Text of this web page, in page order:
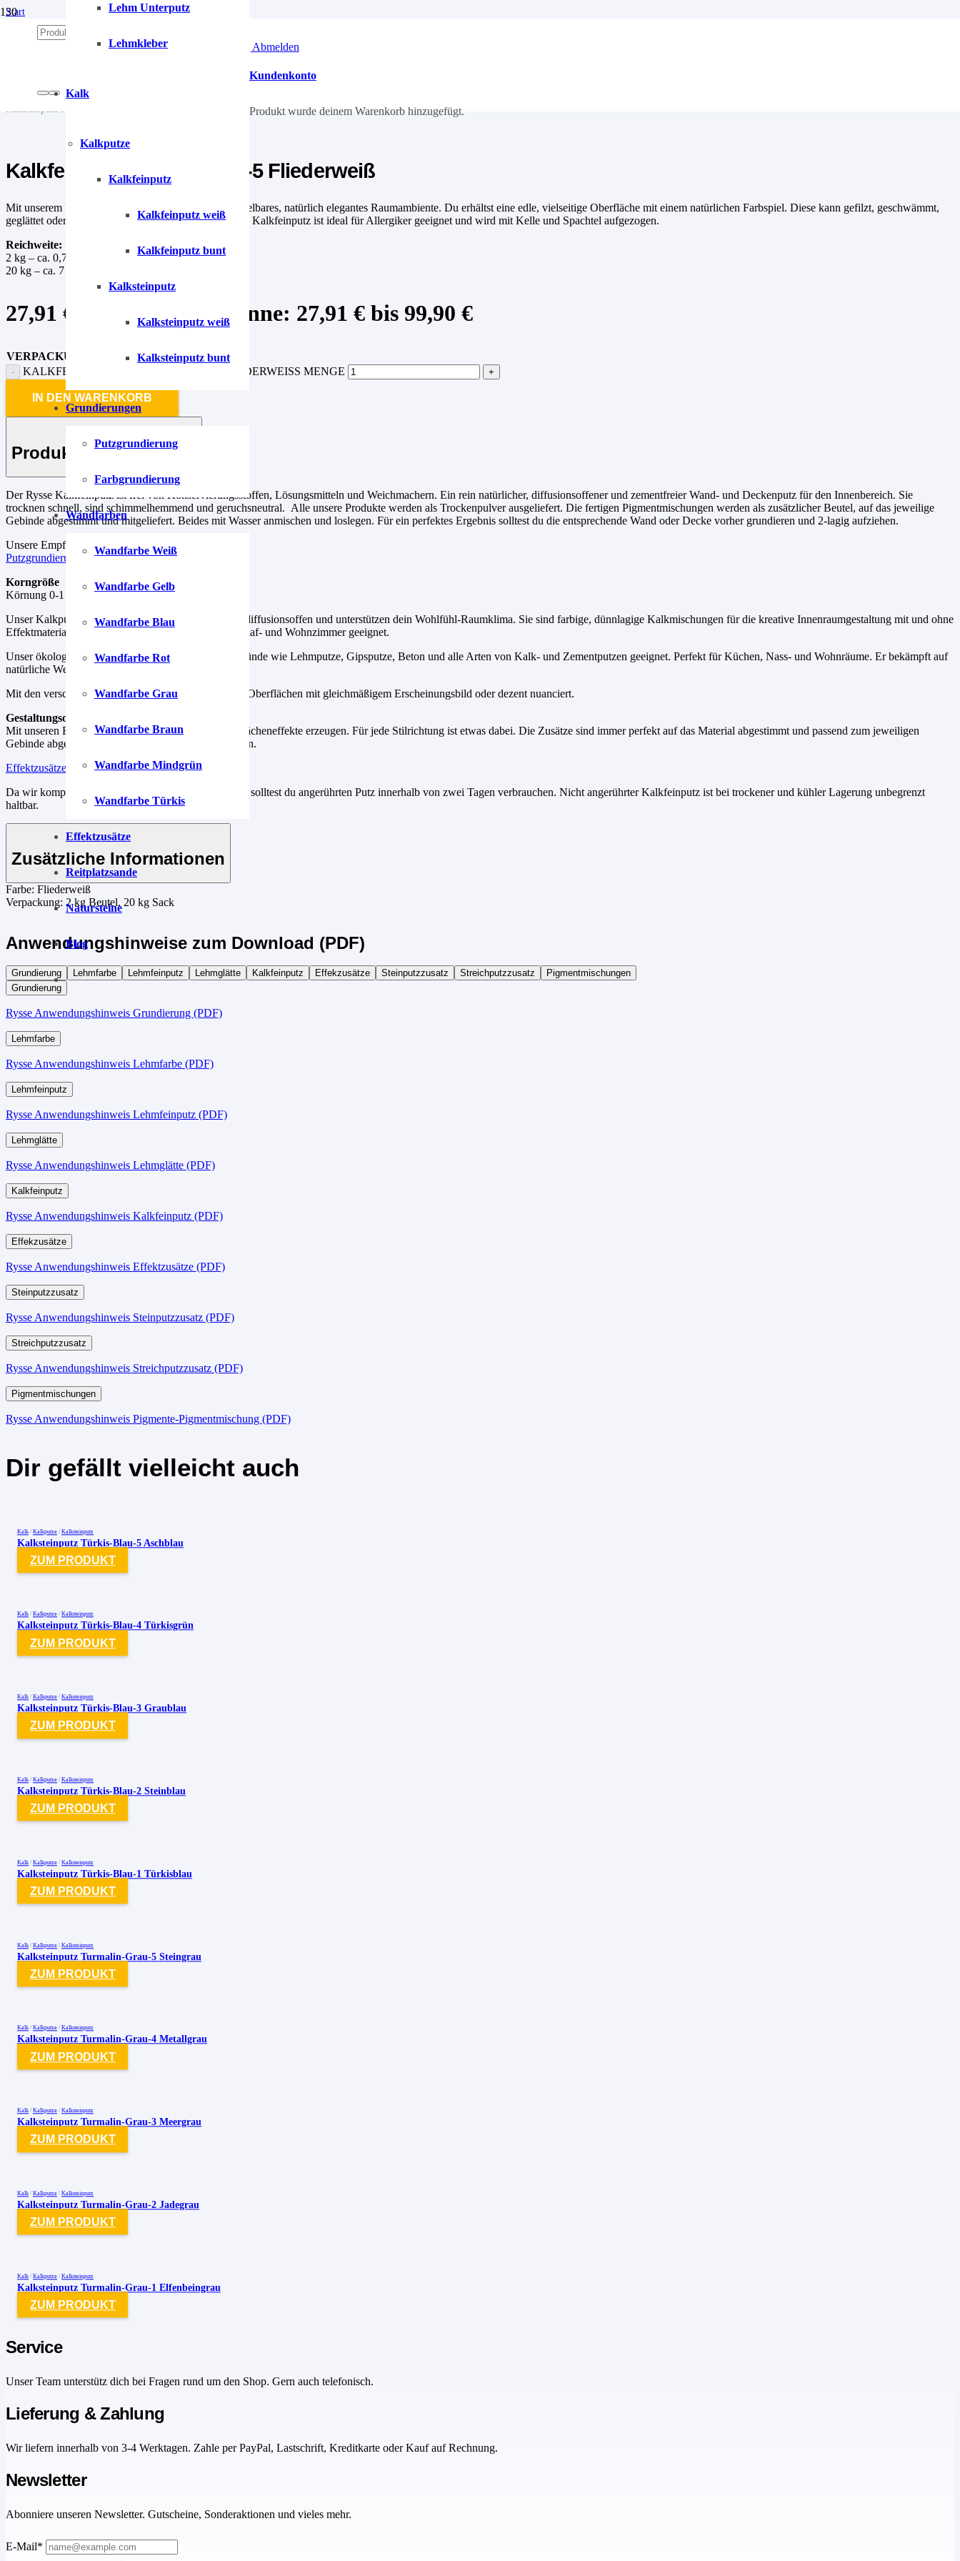
Anmelden | Abmelden
Lehm Unterputz
Lehmkleber
Kalk
Kalkputze
Kalkfeinputz
Kalkfeinputz weiß
Kalkfeinputz bunt
Kalksteinputz
Kalksteinputz weiß
Kalksteinputz bunt
Grundierungen
Putzgrundierung
Farbgrundierung
Wandfarben
Wandfarbe Weiß
Wandfarbe Gelb
Wandfarbe Blau
Wandfarbe Rot
Wandfarbe Grau
Wandfarbe Braun
Wandfarbe Mindgrün
Wandfarbe Türkis
Effektzusätze
Reitplatzsande
Natursteine
Blog
Kundenkonto
Produkt wurde deinem Warenkorb hinzugefügt.
Start
Kalkfeinputz Kristall-Weiß-5 Fliederweiß
Mit unserem Kalkfeinputz kreierst du ein unverwechselbares, natürlich elegantes Raumambiente. Du erhältst eine edle, vielseitige Oberfläche mit einem natürlichen Farbspiel. Diese kann gefilzt, geschwämmt,
geglättet oder auf Glanz verdichtet werden. Der Rysse Kalkfeinputz ist ideal für Allergiker geeignet und wird mit Kelle und Spachtel aufgezogen.
Reichweite:
2 kg – ca. 0,7 m²
20 kg – ca. 7 m²
27,91 € 99,90€ Preisspanne: 27,91 € bis 99,90 €
VERPACKUNG
KALKFEINPUTZ KRISTALL-WEISS-5 FLIEDERWEISS MENGE
IN DEN WARENKORB
Produkt-Beschreibung
Der Rysse Kalkfeinputz ist frei von Konservierungsstoffen, Lösungsmitteln und Weichmachern. Ein rein natürlicher, diffusionsoffener und zementfreier Wand- und Deckenputz für den Innenbereich. Sie
trocknen schnell, sind schimmelhemmend und geruchsneutral. Alle unsere Produkte werden als Trockenpulver ausgeliefert. Die fertigen Pigmentmischungen werden als zusätzlicher Beutel, auf das jeweilige
Gebinde abgestimmt und mitgeliefert. Beides mit Wasser anmischen und loslegen. Für ein perfektes Ergebnis solltest du die entsprechende Wand oder Decke vorher grundieren und 2-lagig aufziehen.
Unsere Empfehlung für die Grundierung.
Putzgrundierung
Korngröße
Körnung 0-1 mm, Putzstärke ca. 2 mm.
Unser Kalkputze sind leicht zu verarbeiten, natürlich diffusionsoffen und unterstützen dein Wohlfühl-Raumklima. Sie sind farbige, dünnlagige Kalkmischungen für die kreative Innenraumgestaltung mit und ohne
Effektmaterialien und bestens für Bäder, Kinder-, Schlaf- und Wohnzimmer geeignet.
Unser ökologischer Kalkfeinputz ist ideal für Untergründe wie Lehmputze, Gipsputze, Beton und alle Arten von Kalk- und Zementputzen geeignet. Perfekt für Küchen, Nass- und Wohnräume. Er bekämpft auf
natürliche Weise Schimmelpilze auf der Wand.
Mit den verschiedenen Auftragstechniken schaffst du Oberflächen mit gleichmäßigem Erscheinungsbild oder dezent nuanciert.
Gestaltungsoptionen
Mit unseren Effektzusätzen kannst du kreative Oberflächeneffekte erzeugen. Für jede Stilrichtung ist etwas dabei. Die Zusätze sind immer perfekt auf das Material abgestimmt und passend zum jeweiligen
Gebinde abgewogen. Einfach einmischen und loslegen.
Effektzusätze
Da wir komplett auf Konservierungsstoffe verzichten, solltest du angerührten Putz innerhalb von zwei Tagen verbrauchen. Nicht angerührter Kalkfeinputz ist bei trockener und kühler Lagerung unbegrenzt
haltbar.
Zusätzliche Informationen
Farbe: Fliederweiß
Verpackung: 2 kg Beutel, 20 kg Sack
Anwendungshinweise zum Download (PDF)
Grundierung Lehmfarbe Lehmfeinputz Lehmglätte Kalkfeinputz Effekzusätze Steinputzzusatz Streichputzzusatz
Pigmentmischungen
Grundierung
Rysse Anwendungshinweis Grundierung (PDF)
Lehmfarbe
Rysse Anwendungshinweis Lehmfarbe (PDF)
Lehmfeinputz
Rysse Anwendungshinweis Lehmfeinputz (PDF)
Lehmglätte
Rysse Anwendungshinweis Lehmglätte (PDF)
Kalkfeinputz
Rysse Anwendungshinweis Kalkfeinputz (PDF)
Effekzusätze
Rysse Anwendungshinweis Effektzusätze (PDF)
Steinputzzusatz
Rysse Anwendungshinweis Steinputzzusatz (PDF)
Streichputzzusatz
Rysse Anwendungshinweis Streichputzzusatz (PDF)
Pigmentmischungen
Rysse Anwendungshinweis Pigmente-Pigmentmischung (PDF)
Dir gefällt vielleicht auch
Kalk / Kalkputze / Kalksteinputz
Kalksteinputz Türkis-Blau-5 Aschblau
ZUM PRODUKT
Kalk / Kalkputze / Kalksteinputz
Kalksteinputz Türkis-Blau-4 Türkisgrün
ZUM PRODUKT
Kalk / Kalkputze / Kalksteinputz
Kalksteinputz Türkis-Blau-3 Graublau
ZUM PRODUKT
Kalk / Kalkputze / Kalksteinputz
Kalksteinputz Türkis-Blau-2 Steinblau
ZUM PRODUKT
Kalk / Kalkputze / Kalksteinputz
Kalksteinputz Türkis-Blau-1 Türkisblau
ZUM PRODUKT
Kalk / Kalkputze / Kalksteinputz
Kalksteinputz Turmalin-Grau-5 Steingrau
ZUM PRODUKT
Kalk / Kalkputze / Kalksteinputz
Kalksteinputz Turmalin-Grau-4 Metallgrau
ZUM PRODUKT
Kalk / Kalkputze / Kalksteinputz
Kalksteinputz Turmalin-Grau-3 Meergrau
ZUM PRODUKT
Kalk / Kalkputze / Kalksteinputz
Kalksteinputz Turmalin-Grau-2 Jadegrau
ZUM PRODUKT
Kalk / Kalkputze / Kalksteinputz
Kalksteinputz Turmalin-Grau-1 Elfenbeingrau
ZUM PRODUKT
Service
Unser Team unterstütz dich bei Fragen rund um den Shop. Gern auch telefonisch.
Lieferung & Zahlung
Wir liefern innerhalb von 3-4 Werktagen. Zahle per PayPal, Lastschrift, Kreditkarte oder Kauf auf Rechnung.
Newsletter
Abonniere unseren Newsletter. Gutscheine, Sonderaktionen und vieles mehr.
E-Mail*